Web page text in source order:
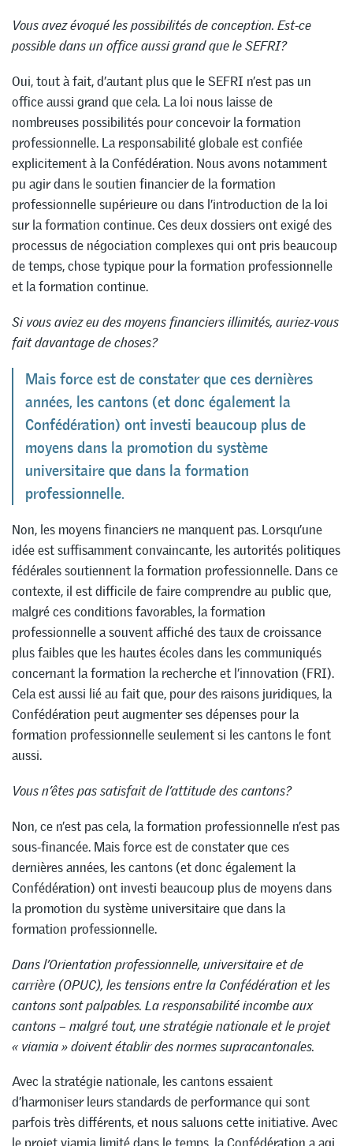
Vous avez évoqué les possibilités de conception. Est-ce
possible dans un office aussi grand que le SEFRI?
Oui, tout à fait, d’autant plus que le SEFRI n’est pas un
office aussi grand que cela. La loi nous laisse de
nombreuses possibilités pour concevoir la formation
professionnelle. La responsabilité globale est confiée
explicitement à la Confédération. Nous avons notamment
pu agir dans le soutien financier de la formation
professionnelle supérieure ou dans l’introduction de la loi
sur la formation continue. Ces deux dossiers ont exigé des
processus de négociation complexes qui ont pris beaucoup
de temps, chose typique pour la formation professionnelle
et la formation continue.
Si vous aviez eu des moyens financiers illimités, auriez-vous
fait davantage de choses?
Mais force est de constater que ces dernières
années, les cantons (et donc également la
Confédération) ont investi beaucoup plus de
moyens dans la promotion du système
universitaire que dans la formation
professionnelle.
Non, les moyens financiers ne manquent pas. Lorsqu’une
idée est suffisamment convaincante, les autorités politiques
fédérales soutiennent la formation professionnelle. Dans ce
contexte, il est difficile de faire comprendre au public que,
malgré ces conditions favorables, la formation
professionnelle a souvent affiché des taux de croissance
plus faibles que les hautes écoles dans les communiqués
concernant la formation la recherche et l’innovation (FRI).
Cela est aussi lié au fait que, pour des raisons juridiques, la
Confédération peut augmenter ses dépenses pour la
formation professionnelle seulement si les cantons le font
aussi.
Vous n’êtes pas satisfait de l’attitude des cantons?
Non, ce n’est pas cela, la formation professionnelle n’est pas
sous-financée. Mais force est de constater que ces
dernières années, les cantons (et donc également la
Confédération) ont investi beaucoup plus de moyens dans
la promotion du système universitaire que dans la
formation professionnelle.
Dans l’Orientation professionnelle, universitaire et de
carrière (OPUC), les tensions entre la Confédération et les
cantons sont palpables. La responsabilité incombe aux
cantons – malgré tout, une stratégie nationale et le projet
« viamia » doivent établir des normes supracantonales.
Avec la stratégie nationale, les cantons essaient
d’harmoniser leurs standards de performance qui sont
parfois très différents, et nous saluons cette initiative. Avec